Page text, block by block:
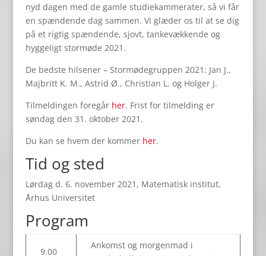
nyd dagen med de gamle studiekammerater, så vi får
en spændende dag sammen. Vi glæder os til at se dig
på et rigtig spændende, sjovt, tankevækkende og
hyggeligt stormøde 2021.
De bedste hilsener – Stormødegruppen 2021: Jan J.,
Majbritt K. M., Astrid Ø., Christian L. og Holger J.
Tilmeldingen foregår her. Frist for tilmelding er
søndag den 31. oktober 2021.
Du kan se hvem der kommer her.
Tid og sted
Lørdag d. 6. november 2021, Matematisk institut,
Århus Universitet
Program
9.00
Ankomst og morgenmad i